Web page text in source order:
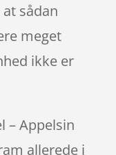
sådan
meget
ikke er
– Appelsin
allerede i